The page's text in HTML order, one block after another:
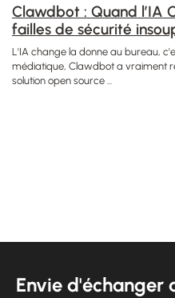
Clawdbot : Quand l’IA
failles de sécurité
L'IA change la donne au bureau,
médiatique, Clawdbot a vraiment
solution open source ...
Envie d'échanger